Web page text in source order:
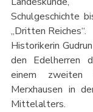
Schulgeschichte
„Dritten Reiches“.
Historikerin
den Edelherren
einem
Merxhausen in
Mittelalters.